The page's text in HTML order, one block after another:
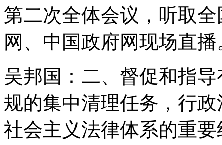
第二次全体会议，听取
网、中国政府网现场直播
吴邦国：二、督促和指
规的集中清理任务，行
社会主义法律体系的重